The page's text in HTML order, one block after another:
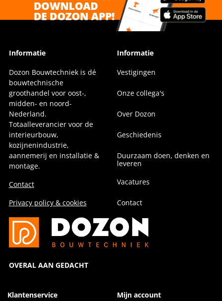
Informatie
Dozon Bouwtechniek is dé
bouwtechnische
groothandel voor oost-,
midden- en noord-
Nederland.
Totaalleverancier voor de
interieurbouw,
kozijnenindustrie,
aannemerij en installatie &
montage.
Contact
Privacy policy & cookies
OVERAL AAN GEDACHT
Informatie
Vestigingen
Onze collega's
Over Dozon
Geschiedenis
Duurzaam doen, denken en
leveren
Vacatures
Contact
Klantenservice Mijn account